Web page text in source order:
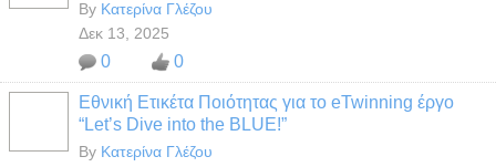
By Κατερίνα Γλέζου
Δεκ 13, 2025
0 0
Εθνική Ετικέτα Ποιότητας για το eTwinning έργο
“Let’s Dive into the BLUE!”
By Κατερίνα Γλέζου